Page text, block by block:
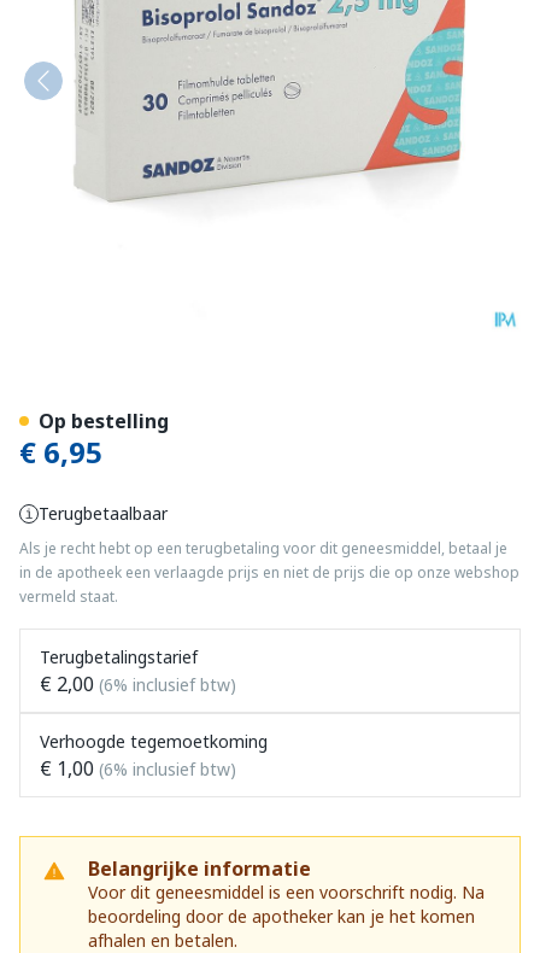
€ 6,95
Terugbetaalbaar
Als je recht hebt op een terugbetaling voor dit geneesmiddel, betaal je
in de apotheek een verlaagde prijs en niet de prijs die op onze webshop
vermeld staat.
Terugbetalingstarief
€ 2,00 (6% inclusief btw)
Verhoogde tegemoetkoming
€ 1,00 (6% inclusief btw)
Belangrijke informatie
Voor dit geneesmiddel is een voorschrift nodig. Na
beoordeling door de apotheker kan je het komen
afhalen en betalen.
Op bestelling